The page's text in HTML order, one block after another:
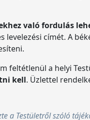
való fordulás
levelezési címét. A
feltétlenül a helyi
kell. Üzlettel
a Testületről szóló